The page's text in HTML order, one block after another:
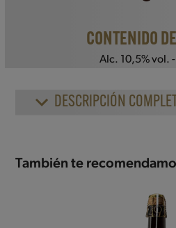
CONTENIDO
Alc. 10,5% vol.
DESCRIPCIÓN
También te